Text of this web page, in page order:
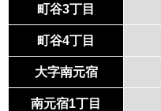
町谷3丁目
町谷4丁目
大字南元宿
南元宿1丁目